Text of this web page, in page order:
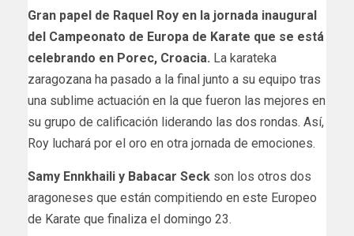
Gran papel de Raquel Roy en la jornada inaugural
del Campeonato de Europa de Karate que se está
celebrando en Porec, Croacia. La karateka
zaragozana ha pasado a la final junto a su equipo tras
una sublime actuación en la que fueron las mejores en
su grupo de calificación liderando las dos rondas. Así,
Roy luchará por el oro en otra jornada de emociones.
Samy Ennkhaili y Babacar Seck son los otros dos
aragoneses que están compitiendo en este Europeo
de Karate que finaliza el domingo 23.